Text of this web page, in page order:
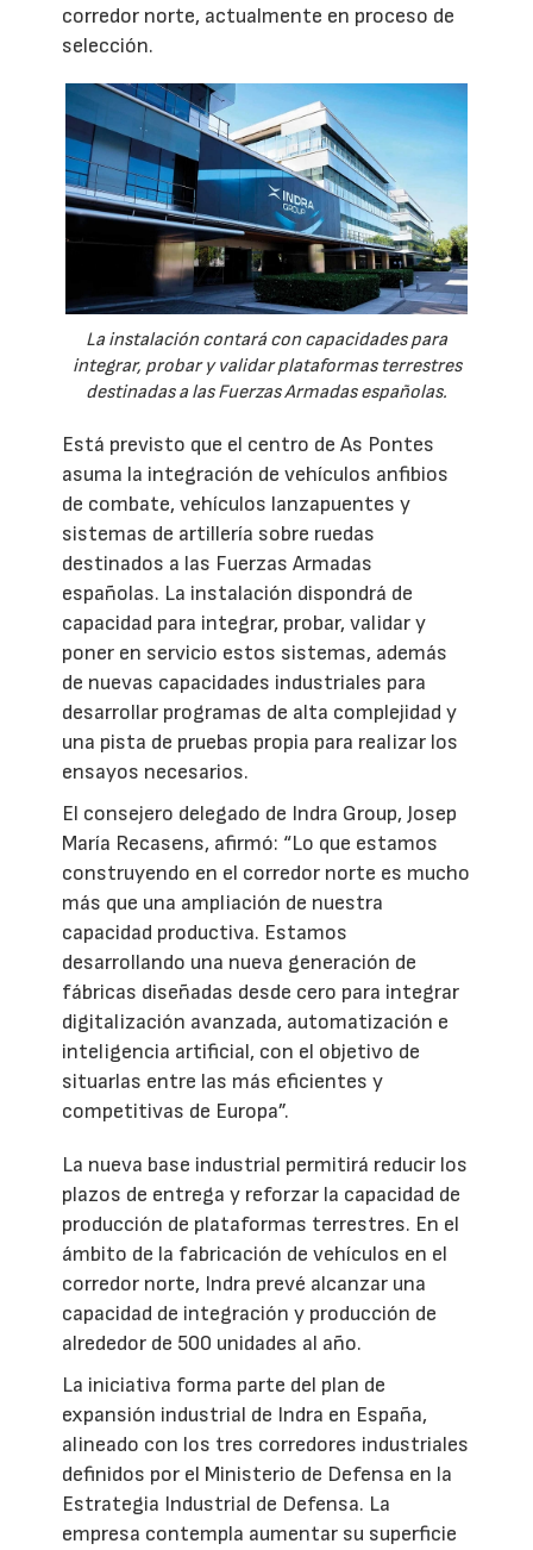
corredor norte, actualmente en proceso de
selección.
La instalación contará con capacidades para
integrar, probar y validar plataformas terrestres
destinadas a las Fuerzas Armadas españolas.
Está previsto que el centro de As Pontes
asuma la integración de vehículos anfibios
de combate, vehículos lanzapuentes y
sistemas de artillería sobre ruedas
destinados a las Fuerzas Armadas
españolas. La instalación dispondrá de
capacidad para integrar, probar, validar y
poner en servicio estos sistemas, además
de nuevas capacidades industriales para
desarrollar programas de alta complejidad y
una pista de pruebas propia para realizar los
ensayos necesarios.
El consejero delegado de Indra Group, Josep
María Recasens, afirmó: “Lo que estamos
construyendo en el corredor norte es mucho
más que una ampliación de nuestra
capacidad productiva. Estamos
desarrollando una nueva generación de
fábricas diseñadas desde cero para integrar
digitalización avanzada, automatización e
inteligencia artificial, con el objetivo de
situarlas entre las más eficientes y
competitivas de Europa”.
La nueva base industrial permitirá reducir los
plazos de entrega y reforzar la capacidad de
producción de plataformas terrestres. En el
ámbito de la fabricación de vehículos en el
corredor norte, Indra prevé alcanzar una
capacidad de integración y producción de
alrededor de 500 unidades al año.
La iniciativa forma parte del plan de
expansión industrial de Indra en España,
alineado con los tres corredores industriales
definidos por el Ministerio de Defensa en la
Estrategia Industrial de Defensa. La
empresa contempla aumentar su superficie